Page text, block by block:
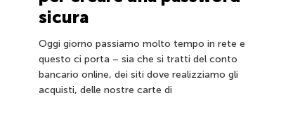
sicura
Oggi giorno passiamo molto tempo in rete e
questo ci porta – sia che si tratti del conto
bancario online, dei siti dove realizziamo gli
acquisti, delle nostre carte di